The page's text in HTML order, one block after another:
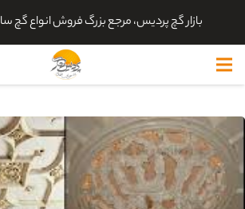
بازار گچ پردیس، مرجع بزرگ فروش انواع گچ